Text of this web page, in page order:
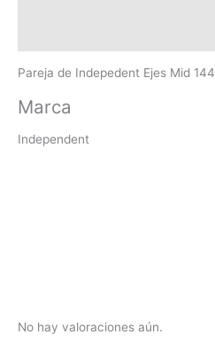
Pareja de Indepedent Ejes Mid 144
Marca
Independent
No hay valoraciones aún.